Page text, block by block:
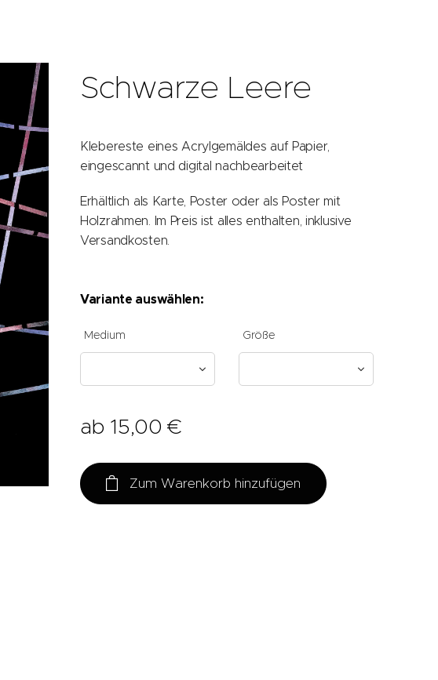
Schwarze Leere
Klebereste eines Acrylgemäldes auf Papier,
eingescannt und digital nachbearbeitet
Erhältlich als Karte, Poster oder als Poster mit
Holzrahmen. Im Preis ist alles enthalten, inklusive
Versandkosten.
Variante auswählen:
Medium Größe
ab15,00 €
Zum Warenkorb hinzufügen